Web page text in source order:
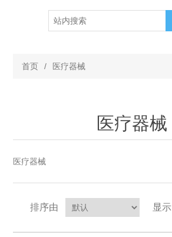
首页 / 医疗器械
医疗器械
医疗器械
排序由 显示